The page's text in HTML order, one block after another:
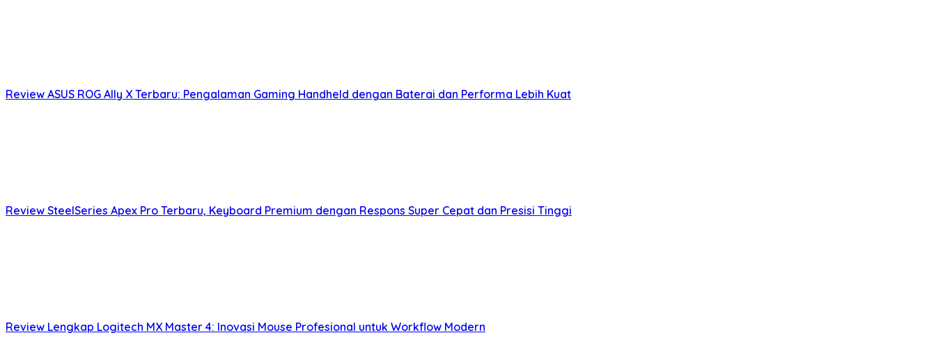
Review ASUS ROG Ally X Terbaru: Pengalaman Gaming Handheld dengan Baterai dan Performa Lebih Kuat
Review SteelSeries Apex Pro Terbaru, Keyboard Premium dengan Respons Super Cepat dan Presisi Tinggi
Review Lengkap Logitech MX Master 4: Inovasi Mouse Profesional untuk Workflow Modern